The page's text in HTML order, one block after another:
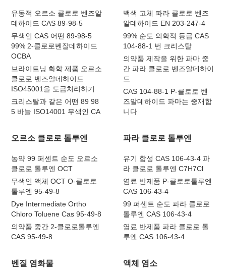
유동적 오르소 클로로 벤즈알
데하이드 CAS 89-98-5
무색인 CAS 어떤 89-98-5
99% 2-클로로벤잘데하이드
OCBA
브라이트닝 화학 제품 오르소
클로로 벤즈알데하이드
ISO45001을 도금처리하기
크리스탈과 같은 어떤 89 98
5 바늘 ISO14001 무색인 CA
백색 고체 파라 클로로 벤즈
알데하이드 EN 203-247-4
99% 순도 의학적 등급 CAS
104-88-1 번 크리스탈
의약품 제작을 위한 파마 중
간 파라 클로로 벤즈알데하이
드
CAS 104-88-1 P-클로로 벤
즈알데하이드 파마는 중재합
니다
오르소 클로로 톨루엔
농약 99 퍼센트 순도 오르소
클로로 톨루엔 OCT
무색인 액체 OCT O-클로로
톨루엔 95-49-8
Dye Intermediate Ortho
Chloro Toluene Cas 95-49-8
의약품 중간 2-클로로톨루엔
CAS 95-49-8
파라 클로로 톨루엔
유기 합성 CAS 106-43-4 파
라 클로로 톨루엔 C7H7Cl
염료 반제품 P-클로로톨루엔
CAS 106-43-4
99 퍼센트 순도 파라 클로로
톨루엔 CAS 106-43-4
염료 반제품 파라 클로로 톨
루엔 CAS 106-43-4
벤질 염화물 액체 염소